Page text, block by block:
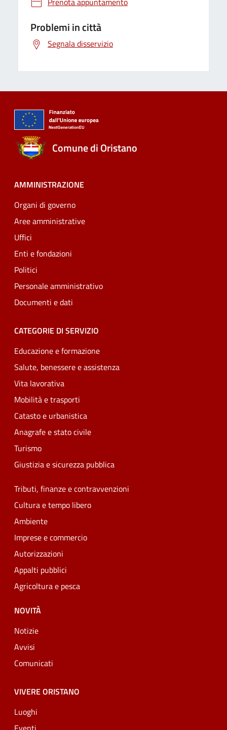
Problemi in città
Segnala disservizio
Comune di Oristano
AMMINISTRAZIONE
Organi di governo
Aree amministrative
Uffici
Enti e fondazioni
Politici
Personale amministrativo
Documenti e dati
CATEGORIE DI SERVIZIO
Educazione e formazione
Salute, benessere e assistenza
Vita lavorativa
Mobilità e trasporti
Catasto e urbanistica
Anagrafe e stato civile
Turismo
Giustizia e sicurezza pubblica
Tributi, finanze e contravvenzioni
Cultura e tempo libero
Ambiente
Imprese e commercio
Autorizzazioni
Appalti pubblici
Agricoltura e pesca
NOVITÀ
Notizie
Avvisi
Comunicati
VIVERE ORISTANO
Luoghi